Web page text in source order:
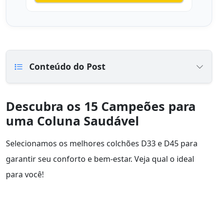
Conteúdo do Post
Descubra os 15 Campeões para
uma Coluna Saudável
Selecionamos os melhores colchões D33 e D45 para
garantir seu conforto e bem-estar. Veja qual o ideal
para você!